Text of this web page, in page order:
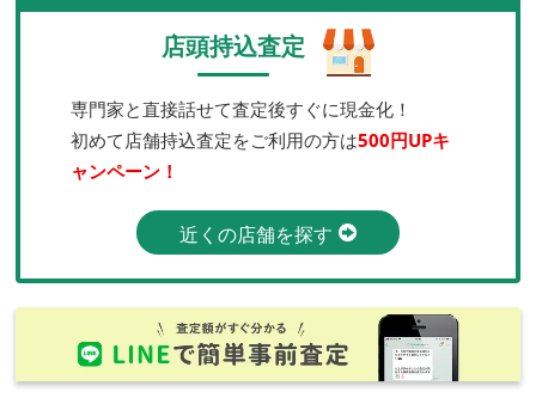
店頭持込査定
専門家と直接話せて査定後すぐに現金化！
初めて店舗持込査定をご利用の方は500円UPキ
ャンペーン！
近くの店舗を探す